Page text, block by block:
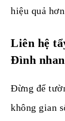
hiệu quả
Liên hệ
Đình
Đừng để
không gian